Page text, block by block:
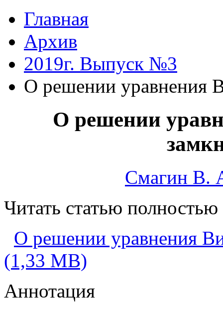
Главная
Архив
2019г. Выпуск №3
О решении уравнения
О решении
Смагин В.
Читать статью полностью
О решении уравнения
(1,33 MB)
Аннотация